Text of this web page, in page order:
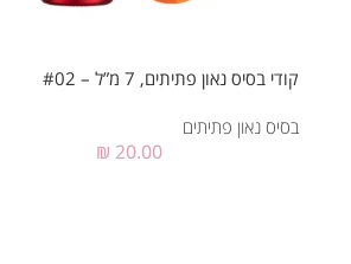
קודי בסיס נאון פתיתים, 7 מ”ל – #02
בסיס נאון פתיתים
₪ 20.00